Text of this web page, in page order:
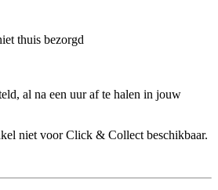
thuis bezorgd
al na een uur af te halen in jouw
niet voor Click & Collect beschikbaar.